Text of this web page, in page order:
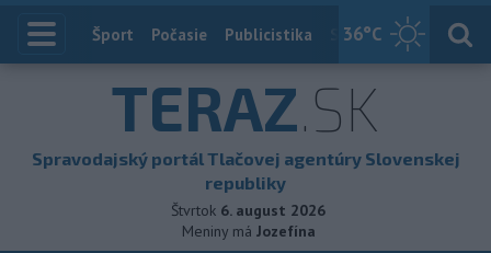
36°C
Index
Šport Počasie Publicistika Slovensko
TERAZ.SK
Spravodajský portál Tlačovej agentúry Slovenskej
republiky
Štvrtok 6. august 2026
Meniny má Jozefína